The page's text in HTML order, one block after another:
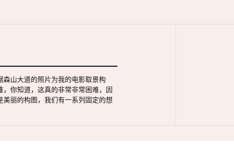
森山大道的照片为我的电影取景构
，你知道，这真的非常非常困难，因
美丽的构图，我们有一系列固定的想